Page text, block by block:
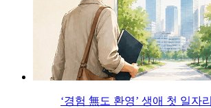
‘경험 無도 환영’ 생애 첫 일자